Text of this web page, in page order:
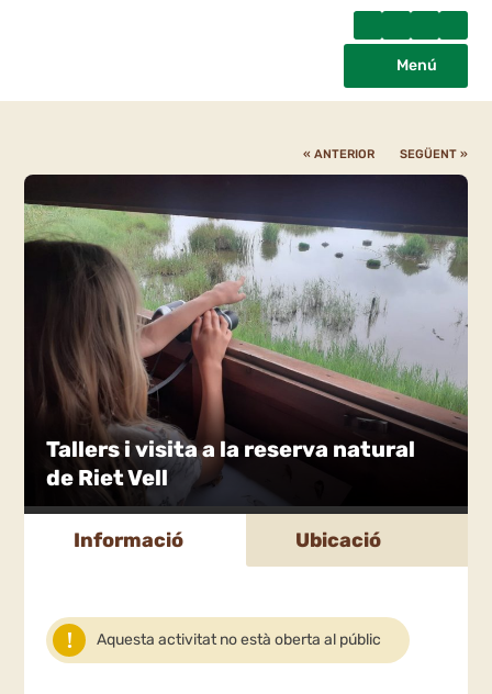
Menú
« ANTERIOR SEGÜENT »
Tallers i visita a la reserva natural
de Riet Vell
Informació Ubicació
Aquesta activitat no està oberta al públic